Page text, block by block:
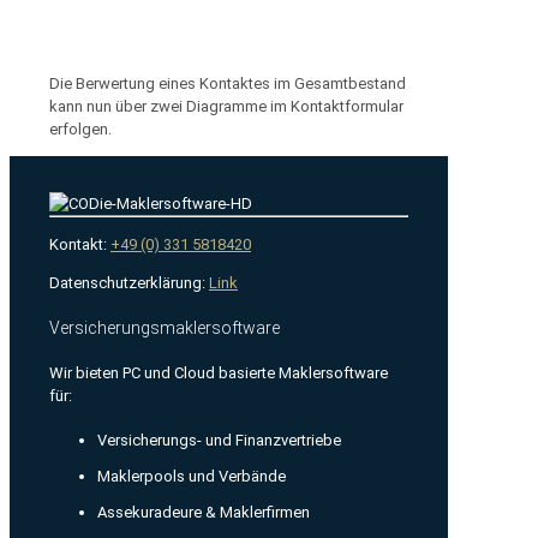
Die Berwertung eines Kontaktes im Gesamtbestand
kann nun über zwei Diagramme im Kontaktformular
erfolgen.
Kontakt: +49 (0) 331 5818420
Datenschutzerklärung: Link
Versicherungsmaklersoftware
Wir bieten PC und Cloud basierte Maklersoftware
für:
Versicherungs- und Finanzvertriebe
Maklerpools und Verbände
Assekuradeure & Maklerfirmen